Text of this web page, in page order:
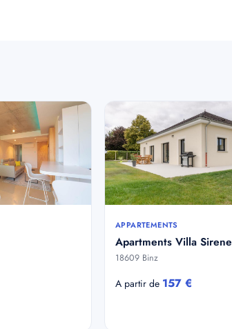
APPARTEMENTS
Apartments Villa Sirene
18609 Binz
A partir de 157 €